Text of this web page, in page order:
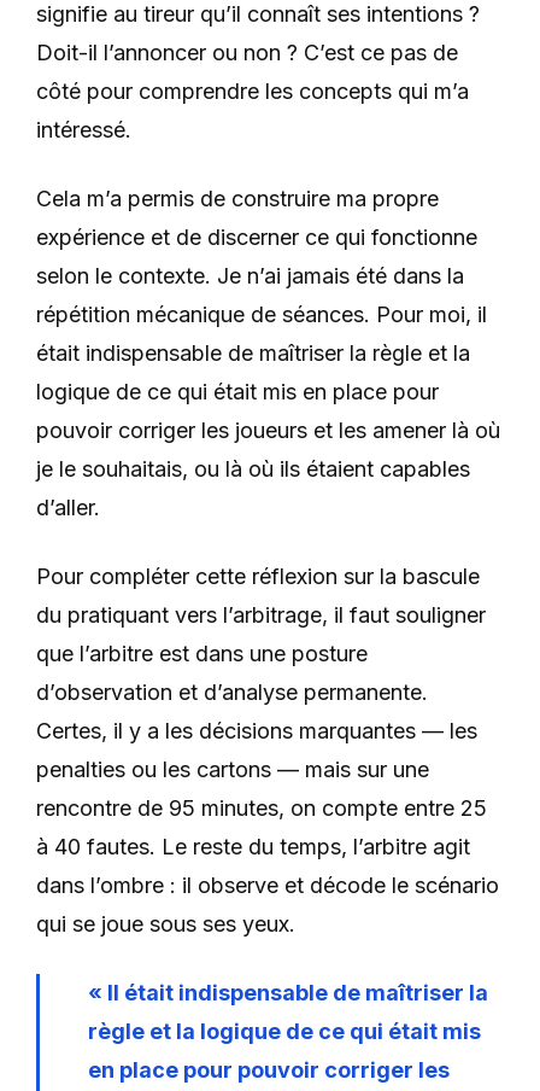
signifie au tireur qu’il connaît ses intentions ?
Doit-il l’annoncer ou non ? C’est ce pas de
côté pour comprendre les concepts qui m’a
intéressé.
Cela m’a permis de construire ma propre
expérience et de discerner ce qui fonctionne
selon le contexte. Je n’ai jamais été dans la
répétition mécanique de séances. Pour moi, il
était indispensable de maîtriser la règle et la
logique de ce qui était mis en place pour
pouvoir corriger les joueurs et les amener là où
je le souhaitais, ou là où ils étaient capables
d’aller.
Pour compléter cette réflexion sur la bascule
du pratiquant vers l’arbitrage, il faut souligner
que l’arbitre est dans une posture
d’observation et d’analyse permanente.
Certes, il y a les décisions marquantes — les
penalties ou les cartons — mais sur une
rencontre de 95 minutes, on compte entre 25
à 40 fautes. Le reste du temps, l’arbitre agit
dans l’ombre : il observe et décode le scénario
qui se joue sous ses yeux.
« Il était indispensable de maîtriser la
règle et la logique de ce qui était mis
en place pour pouvoir corriger les